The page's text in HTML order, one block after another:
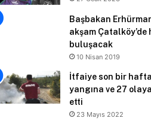
Başbakan
akşam Çatalköy’de
buluşacak
10 Nisan 2019
İtfaiye son bir
yangına ve 27
etti
23 Mayıs 2022